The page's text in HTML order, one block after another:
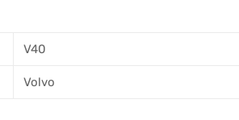
V40
Volvo